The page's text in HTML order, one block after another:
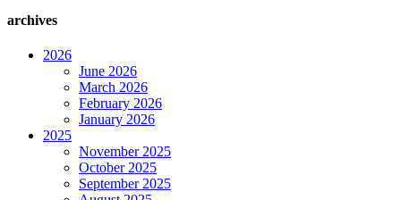
archives
2026
June 2026
March 2026
February 2026
January 2026
2025
November 2025
October 2025
September 2025